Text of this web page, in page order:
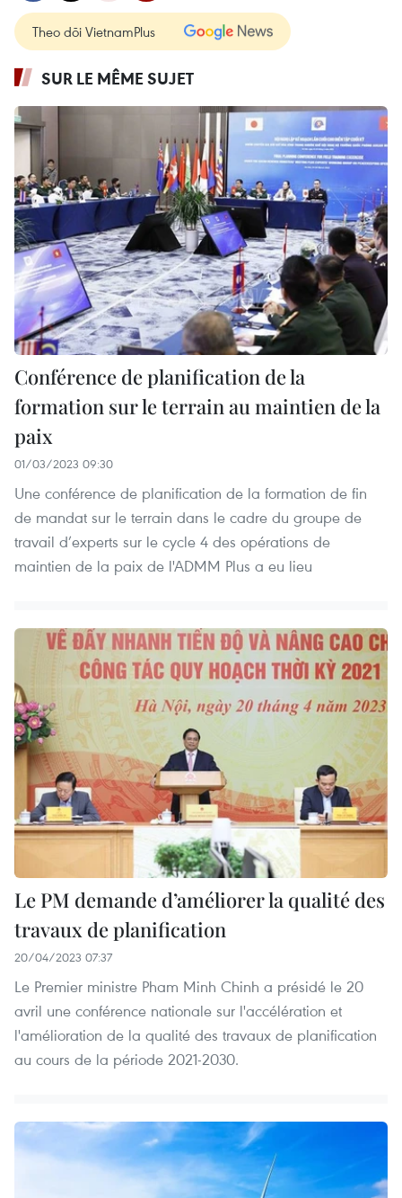
Theo dõi VietnamPlus
SUR LE MÊME SUJET
Conférence de planification de la
formation sur le terrain au maintien de la
paix
01/03/2023 09:30
Une conférence de planification de la formation de fin
de mandat sur le terrain dans le cadre du groupe de
travail d’experts sur le cycle 4 des opérations de
maintien de la paix de l'ADMM Plus a eu lieu
Le PM demande d’améliorer la qualité des
travaux de planification
20/04/2023 07:37
Le Premier ministre Pham Minh Chinh a présidé le 20
avril une conférence nationale sur l'accélération et
l'amélioration de la qualité des travaux de planification
au cours de la période 2021-2030.